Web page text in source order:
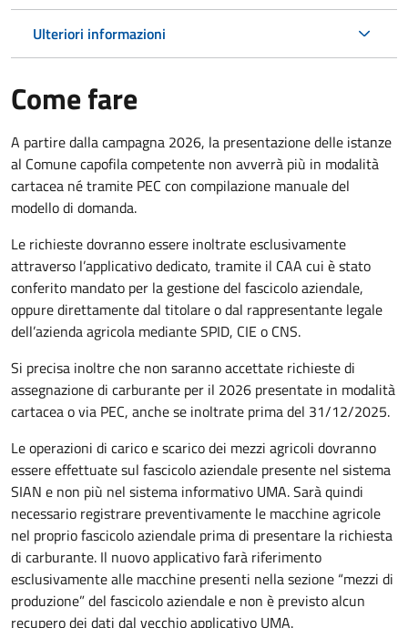
Ulteriori informazioni
Come fare
A partire dalla campagna 2026, la presentazione delle istanze
al Comune capofila competente non avverrà più in modalità
cartacea né tramite PEC con compilazione manuale del
modello di domanda.
Le richieste dovranno essere inoltrate esclusivamente
attraverso l’applicativo dedicato, tramite il CAA cui è stato
conferito mandato per la gestione del fascicolo aziendale,
oppure direttamente dal titolare o dal rappresentante legale
dell’azienda agricola mediante SPID, CIE o CNS.
Si precisa inoltre che non saranno accettate richieste di
assegnazione di carburante per il 2026 presentate in modalità
cartacea o via PEC, anche se inoltrate prima del 31/12/2025.
Le operazioni di carico e scarico dei mezzi agricoli dovranno
essere effettuate sul fascicolo aziendale presente nel sistema
SIAN e non più nel sistema informativo UMA. Sarà quindi
necessario registrare preventivamente le macchine agricole
nel proprio fascicolo aziendale prima di presentare la richiesta
di carburante. Il nuovo applicativo farà riferimento
esclusivamente alle macchine presenti nella sezione “mezzi di
produzione” del fascicolo aziendale e non è previsto alcun
recupero dei dati dal vecchio applicativo UMA.